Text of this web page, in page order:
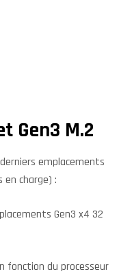
Gen3 M.2
emplacements
en charge) :
Gen3 x4 32
fonction du processeur